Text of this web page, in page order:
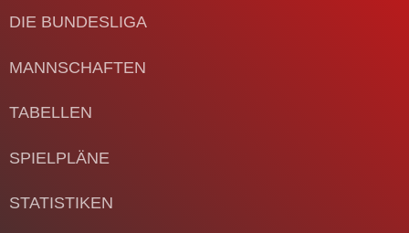
DIE BUNDESLIGA
MANNSCHAFTEN
TABELLEN
SPIELPLÄNE
STATISTIKEN